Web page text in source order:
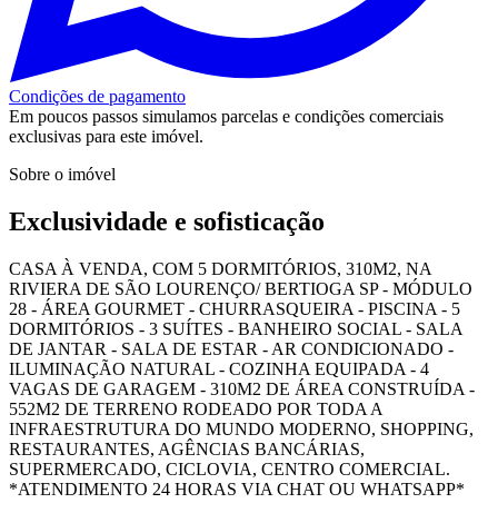
Condições de pagamento
Em poucos passos simulamos parcelas e condições comerciais
exclusivas para este imóvel.
Sobre o imóvel
Exclusividade e sofisticação
CASA À VENDA, COM 5 DORMITÓRIOS, 310M2, NA
RIVIERA DE SÃO LOURENÇO/ BERTIOGA SP - MÓDULO
28 - ÁREA GOURMET - CHURRASQUEIRA - PISCINA - 5
DORMITÓRIOS - 3 SUÍTES - BANHEIRO SOCIAL - SALA
DE JANTAR - SALA DE ESTAR - AR CONDICIONADO -
ILUMINAÇÃO NATURAL - COZINHA EQUIPADA - 4
VAGAS DE GARAGEM - 310M2 DE ÁREA CONSTRUÍDA -
552M2 DE TERRENO RODEADO POR TODA A
INFRAESTRUTURA DO MUNDO MODERNO, SHOPPING,
RESTAURANTES, AGÊNCIAS BANCÁRIAS,
SUPERMERCADO, CICLOVIA, CENTRO COMERCIAL.
*ATENDIMENTO 24 HORAS VIA CHAT OU WHATSAPP*